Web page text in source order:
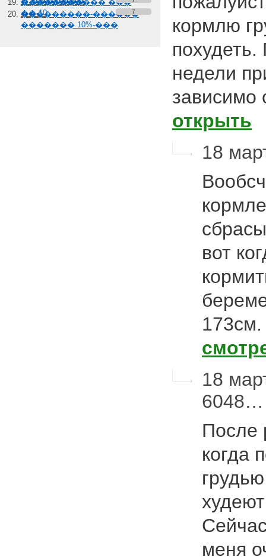
����������� ���
��-10
���������-������
������� 10%-���
7
кормлю
недели
зависимо
открыть
18
вот
18
6048…
После
когда
меня